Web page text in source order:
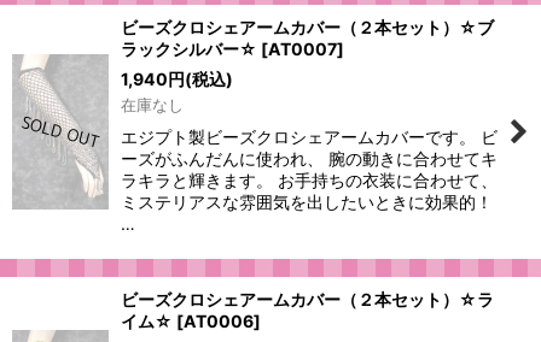
ビーズクロシェアームカバー（２本セット）☆ブ
ラックシルバー☆ [AT0007]
1,940円(税込)
在庫なし
エジプト製ビーズクロシェアームカバーです。 ビ
ーズがふんだんに使われ、 腕の動きに合わせてキ
ラキラと輝きます。 お手持ちの衣装に合わせて、
ミステリアスな雰囲気を出したいときに効果的！
…
ビーズクロシェアームカバー（２本セット）☆ラ
イム☆ [AT0006]